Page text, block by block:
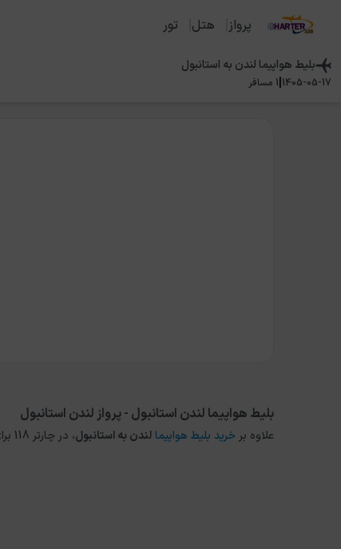
پرواز هتل تور
بلیط هواپیمالندن به استانبول
1405-05-17
|
1 مسافر
بلیط هواپیما لندن استانبول - پرواز لندن استانبول
علاوه بر خرید بلیط هواپیما لندنبهاستانبول، در چارتر 118 برای مقاصد دیگر داخلی و خارجی نیز می توانید از طریق